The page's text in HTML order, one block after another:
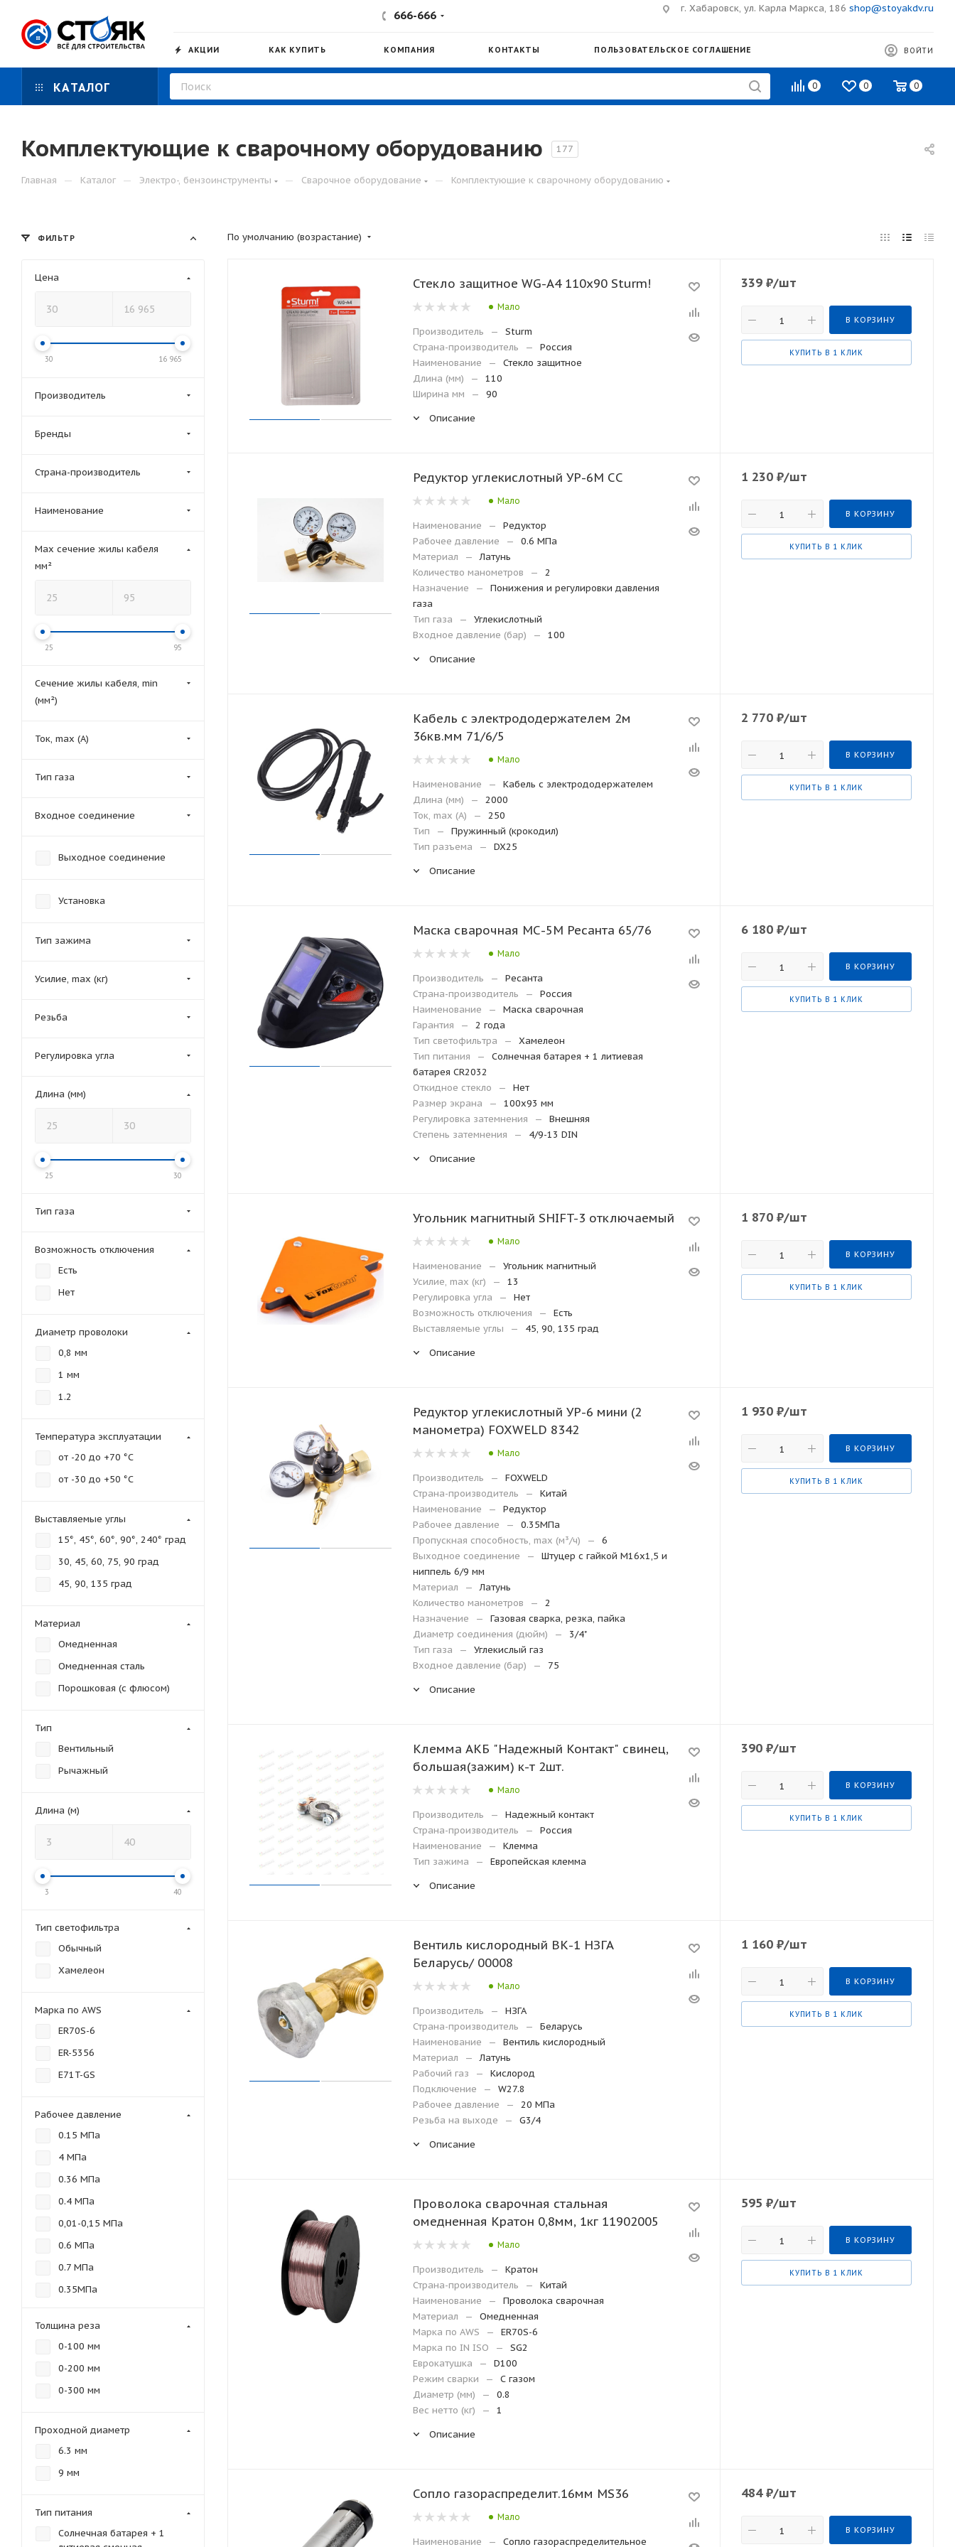
666-666
г. Хабаровск, ул. Карла Маркса, 186 shop@stoyakdv.ru
АКЦИИ КАК КУПИТЬ КОМПАНИЯ КОНТАКТЫ ПОЛЬЗОВАТЕЛЬСКОЕ СОГЛАШЕНИЕ ВОЙТИ
КАТАЛОГ 0 0 0
Комплектующие к сварочному оборудованию 177
Главная — Каталог — Электро-, бензоинструменты — Сварочное оборудование — Комплектующие к сварочному оборудованию
По умолчанию (возрастание)
Стекло защитное WG-A4 110х90 Sturm!
Мало
Производитель —
Sturm
Страна-производитель
—
Россия
Наименование
—
Стекло защитное
Длина (мм)
—
110
Ширина мм
—
90
Описание
339 ₽/шт
В КОРЗИНУ
КУПИТЬ В 1 КЛИК
Редуктор углекислотный УР-6М СС
Мало
Наименование —
Редуктор
Рабочее давление
—
0.6 МПа
Материал
—
Латунь
Количество манометров
—
2
Назначение
—
Понижения и регулировки давления
газа
Тип газа
—
Углекислотный
Входное давление (бар)
—
100
Описание
1 230 ₽/шт
В КОРЗИНУ
КУПИТЬ В 1 КЛИК
Кабель с электрододержателем 2м
36кв.мм 71/6/5
Мало
Наименование —
Кабель с электрододержателем
Длина (мм)
—
2000
Ток, max (А)
—
250
Тип
—
Пружинный (крокодил)
Тип разъема
—
DX25
Описание
2 770 ₽/шт
В КОРЗИНУ
КУПИТЬ В 1 КЛИК
Маска сварочная МС-5М Ресанта 65/76
Мало
Производитель —
Ресанта
Страна-производитель
—
Россия
Наименование
—
Маска сварочная
Гарантия
—
2 года
Тип светофильтра
—
Хамелеон
Тип питания
—
Солнечная батарея + 1 литиевая
батарея CR2032
Откидное стекло
—
Нет
Размер экрана
—
100х93 мм
Регулировка затемнения
—
Внешняя
Степень затемнения
—
4/9-13 DIN
Описание
6 180 ₽/шт
В КОРЗИНУ
КУПИТЬ В 1 КЛИК
Угольник магнитный SHIFT-3 отключаемый
Мало
Наименование —
Угольник магнитный
Усилие, max (кг)
—
13
Регулировка угла
—
Нет
Возможность отключения
—
Есть
Выставляемые углы
—
45, 90, 135 град
Описание
1 870 ₽/шт
В КОРЗИНУ
КУПИТЬ В 1 КЛИК
Редуктор углекислотный УР-6 мини (2
манометра) FOXWELD 8342
Мало
Производитель —
FOXWELD
Страна-производитель
—
Китай
Наименование
—
Редуктор
Рабочее давление
—
0.35МПа
Пропускная способность, max (м³/ч)
—
6
Выходное соединение
—
Штуцер с гайкой M16х1,5 и
ниппель 6/9 мм
Материал
—
Латунь
Количество манометров
—
2
Назначение
—
Газовая сварка, резка, пайка
Диаметр соединения (дюйм)
—
3/4"
Тип газа
—
Углекислый газ
Входное давление (бар)
—
75
Описание
1 930 ₽/шт
В КОРЗИНУ
КУПИТЬ В 1 КЛИК
Клемма АКБ "Надежный Контакт" свинец,
большая(зажим) к-т 2шт.
Мало
Производитель —
Надежный контакт
Страна-производитель
—
Россия
Наименование
—
Клемма
Тип зажима
—
Европейская клемма
Описание
390 ₽/шт
В КОРЗИНУ
КУПИТЬ В 1 КЛИК
Вентиль кислородный ВК-1 НЗГА
Беларусь/ 00008
Мало
Производитель —
НЗГА
Страна-производитель
—
Беларусь
Наименование
—
Вентиль кислородный
Материал
—
Латунь
Рабочий газ
—
Кислород
Подключение
—
W27.8
Рабочее давление
—
20 МПа
Резьба на выходе
—
G3/4
Описание
1 160 ₽/шт
В КОРЗИНУ
КУПИТЬ В 1 КЛИК
Проволока сварочная стальная
омедненная Кратон 0,8мм, 1кг 11902005
Мало
Производитель —
Кратон
Страна-производитель
—
Китай
Наименование
—
Проволока сварочная
Материал
—
Омедненная
Марка по AWS
—
ER70S-6
Марка по IN ISO
—
SG2
Еврокатушка
—
D100
Режим сварки
—
С газом
Диаметр (мм)
—
0.8
Вес нетто (кг)
—
1
Описание
595 ₽/шт
В КОРЗИНУ
КУПИТЬ В 1 КЛИК
Сопло газораспределит.16мм MS36
Мало
Наименование — Сопло газораспределительное
484₽/шт
В КОРЗИНУ
ФИЛЬТР
Цена
30 16 965
Производитель
Бренды
Страна-производитель
Наименование
Мах сечение жилы кабеля
мм²
25 95
Сечение жилы кабеля, min
(мм²)
Ток, max (А)
Тип газа
Входное соединение
Выходное соединение
Установка
Тип зажима
Усилие, max (кг)
Резьба
Регулировка угла
Длина (мм)
25 30
Тип газа
Возможность отключения
Есть
Нет
Диаметр проволоки
0,8 мм
1 мм
1.2
Температура эксплуатации
от -20 до +70 °С
от -30 до +50 °С
Выставляемые углы
15°, 45°, 60°, 90°, 240° град
30, 45, 60, 75, 90 град
45, 90, 135 град
Материал
Омедненная
Омедненная сталь
Порошковая (с флюсом)
Тип
Вентильный
Рычажный
Длина (м)
3 40
Тип светофильтра
Обычный
Хамелеон
Марка по AWS
ER70S-6
ER-5356
E71T-GS
Рабочее давление
0.15 МПа
4 МПа
0.36 МПа
0.4 МПа
0,01-0,15 МПа
0.6 МПа
0.7 МПа
0.35МПа
Толщина реза
0-100 мм
0-200 мм
0-300 мм
Проходной диаметр
6.3 мм
9 мм
Тип питания
Солнечная батарея + 1